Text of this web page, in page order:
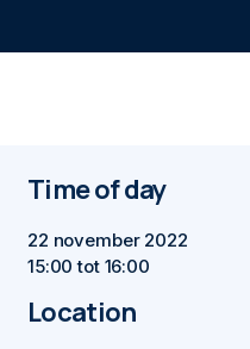
Time of day
22 november 2022
15:00 tot 16:00
Location